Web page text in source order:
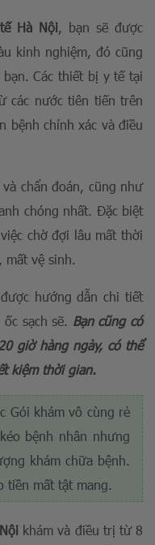
Hà Nội, bạn sẽ được
kinh nghiệm, đó cũng
Các thiết bị y tế tại
các nước tiên tiến trên
bệnh chính xác và điều
chẩn đoán, cũng như
chóng nhất. Đặc biệt
chờ đợi lâu mất thời
mất vệ sinh.
hướng dẫn chi tiết
sạch sẽ. Bạn cũng có
giờ hàng ngày, có thể
kiệm thời gian.
Gói khám vô cùng rẻ
bệnh nhân nhưng
khám chữa bệnh.
tiền mất tật mang.
khám và điều trị từ 8